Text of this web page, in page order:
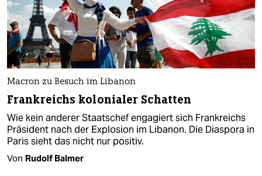
Macron zu Besuch im Libanon
Frankreichs kolonialer Schatten
Wie kein anderer Staatschef engagiert sich Frankreichs
Präsident nach der Explosion im Libanon. Die Diaspora in
Paris sieht das nicht nur positiv.
Von Rudolf Balmer